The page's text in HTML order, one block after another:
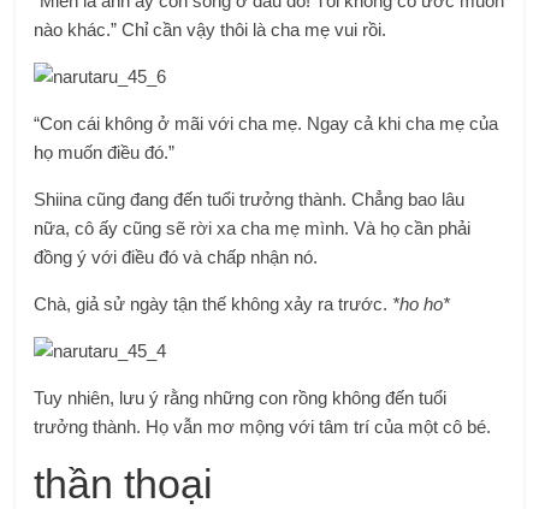
nào khác.” Chỉ cần vậy thôi là cha mẹ vui rồi.
“Con cái không ở mãi với cha mẹ. Ngay cả khi cha mẹ của
họ muốn điều đó.”
Shiina cũng đang đến tuổi trưởng thành. Chẳng bao lâu
nữa, cô ấy cũng sẽ rời xa cha mẹ mình. Và họ cần phải
đồng ý với điều đó và chấp nhận nó.
Chà, giả sử ngày tận thế không xảy ra trước. *ho ho*
Tuy nhiên, lưu ý rằng những con rồng không đến tuổi
trưởng thành. Họ vẫn mơ mộng với tâm trí của một cô bé.
thần thoại